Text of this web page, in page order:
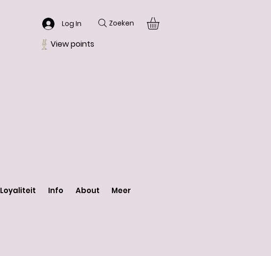
Log In Zoeken
View points
Loyaliteit Info About Meer